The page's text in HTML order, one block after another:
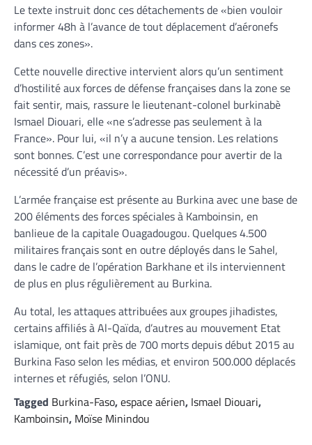
Le texte instruit donc ces détachements de «bien vouloir
informer 48h à l’avance de tout déplacement d’aéronefs
dans ces zones».
Cette nouvelle directive intervient alors qu’un sentiment
d’hostilité aux forces de défense françaises dans la zone se
fait sentir, mais, rassure le lieutenant-colonel burkinabè
Ismael Diouari, elle «ne s’adresse pas seulement à la
France». Pour lui, «il n’y a aucune tension. Les relations
sont bonnes. C’est une correspondance pour avertir de la
nécessité d’un préavis».
L’armée française est présente au Burkina avec une base de
200 éléments des forces spéciales à Kamboinsin, en
banlieue de la capitale Ouagadougou. Quelques 4.500
militaires français sont en outre déployés dans le Sahel,
dans le cadre de l’opération Barkhane et ils interviennent
de plus en plus régulièrement au Burkina.
Au total, les attaques attribuées aux groupes jihadistes,
certains affiliés à Al-Qaïda, d’autres au mouvement Etat
islamique, ont fait près de 700 morts depuis début 2015 au
Burkina Faso selon les médias, et environ 500.000 déplacés
internes et réfugiés, selon l’ONU.
Tagged Burkina-Faso,espace aérien, Ismael Diouari,
Kamboinsin, Moïse Minindou